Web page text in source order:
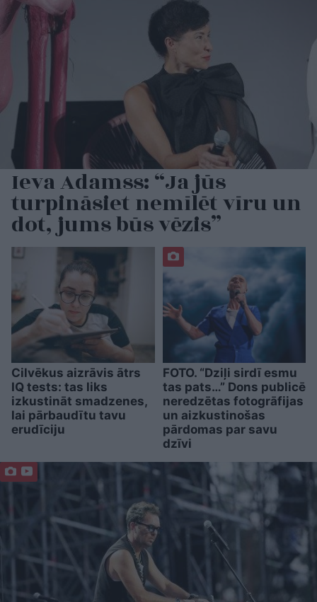
Ieva Adamss: “Ja jūs
turpināsiet nemīlēt vīru un
dot, jums būs vēzis”
Cilvēkus aizrāvis ātrs
IQ tests: tas liks
izkustināt smadzenes,
lai pārbaudītu tavu
erudīciju
FOTO. “Dziļi sirdī esmu
tas pats…” Dons publicē
neredzētas fotogrāfijas
un aizkustinošas
pārdomas par savu
dzīvi